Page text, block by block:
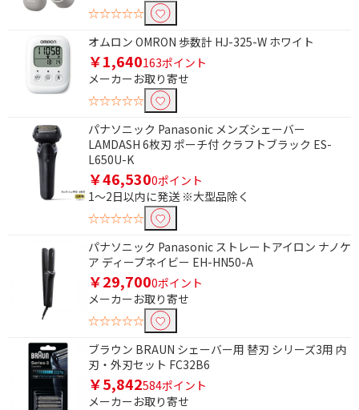
☆☆☆☆☆
オムロン OMRON 歩数計 HJ-325-W ホワイト
￥1,640163ポイント
メーカーお取り寄せ
☆☆☆☆☆
パナソニック Panasonic メンズシェーバー
LAMDASH 6枚刃 ポーチ付 クラフトブラック ES-
L650U-K
￥46,5300ポイント
1～2日以内に発送 ※大型品除く
☆☆☆☆☆
パナソニック Panasonic ストレートアイロン ナノケ
ア ディープネイビー EH-HN50-A
￥29,7000ポイント
メーカーお取り寄せ
☆☆☆☆☆
ブラウン BRAUN シェーバー用 替刃 シリーズ3用 内
刃・外刃セット FC32B6
￥5,842584ポイント
メーカーお取り寄せ